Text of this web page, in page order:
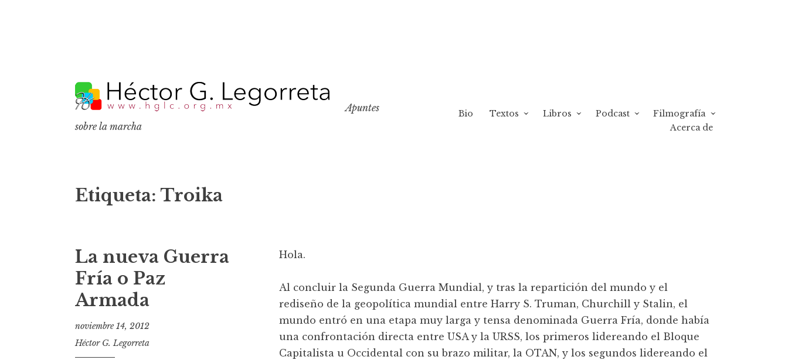
k
i
p
o
n
n
t
Apuntes
sobre la marcha
Bio Textos Libros Podcast
Filmografía
Acerca de
Etiqueta: Troika
La nueva Guerra
Fría o Paz
Armada
noviembre 14, 2012
Héctor G. Legorreta
Hola.
Al concluir la Segunda Guerra Mundial, y tras la repartición del mundo y el
rediseño de la geopolítica mundial entre Harry S. Truman, Churchill y Stalin, el
mundo entró en una etapa muy larga y tensa denominada Guerra Fría, donde había
una confrontación directa entre USA y la URSS, los primeros lidereando el Bloque
Capitalista u Occidental con su brazo militar, la OTAN, y los segundos lidereando el